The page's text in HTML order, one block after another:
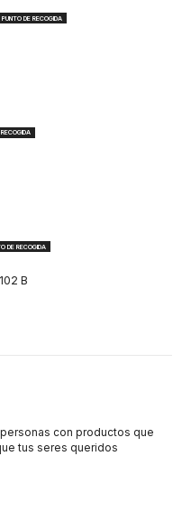
PUNTO DE RECOGIDA
DE RECOGIDA
B
con productos que
tus seres queridos